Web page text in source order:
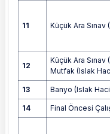
11 Küçük Ara Sınav
12
Küçük Ara
Mutfak (Islak
13 Banyo (Islak
14 Final Öncesi